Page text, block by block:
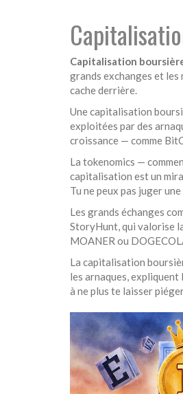
Capitalisation
grands exchanges et
cache derrière.
Unecapitalisation
exploitées par des
croissance — comme
La tokenomics —
capitalisation est un
Tu ne peux pas juger
Les grands échanges
StoryHunt, qui valorise
MOANER ou
La capitalisation
les arnaques,
à ne plus te laisser